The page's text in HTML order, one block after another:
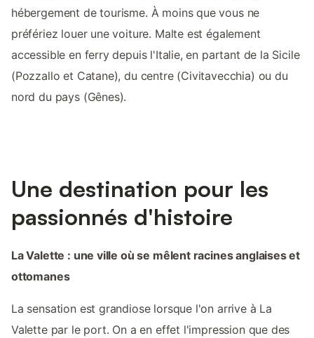
hébergement de tourisme. À moins que vous ne
préfériez louer une voiture. Malte est également
accessible en ferry depuis l'Italie, en partant de la Sicile
(Pozzallo et Catane), du centre (Civitavecchia) ou du
nord du pays (Gênes).
Une destination pour les
passionnés d'histoire
La Valette : une ville où se mêlent racines anglaises et
ottomanes
La sensation est grandiose lorsque l'on arrive à La
Valette par le port. On a en effet l'impression que des